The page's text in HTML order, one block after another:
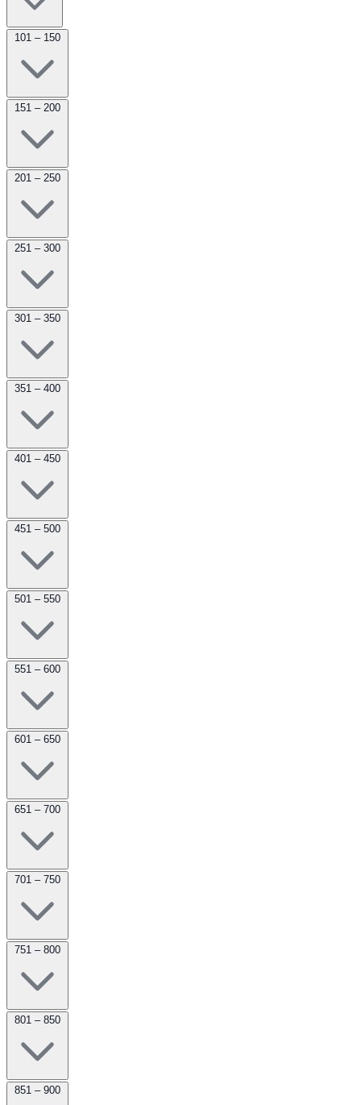
101 – 150
151 – 200
201 – 250
251 – 300
301 – 350
351 – 400
401 – 450
451 – 500
501 – 550
551 – 600
601 – 650
651 – 700
701 – 750
751 – 800
801 – 850
851 – 900